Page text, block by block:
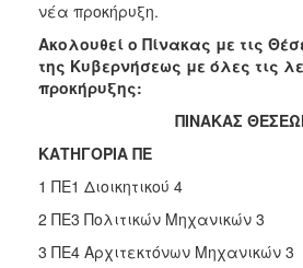
νέα προκήρυξη.
Ακολουθεί ο Πίνακας με τις
της Κυβερνήσεως με όλες τις
προκήρυξης:
ΠΙΝΑΚΑΣ
ΚΑΤΗΓΟΡΙΑ ΠΕ
1 ΠΕ1 Διοικητικού 4
2 ΠΕ3 Πολιτικών Μηχανικών 3
3 ΠΕ4 Αρχιτεκτόνων Μηχανικών 3